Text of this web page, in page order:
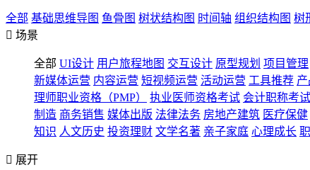
全部 基础思维导图 鱼骨图 树状结构图 时间轴 组织结构图 树
 场景
全部 UI设计 用户旅程地图 交互设计 原型规划 项目管理
新媒体运营 内容运营 短视频运营 活动运营 工具推荐
理师职业资格（PMP）
执业医师资格考试 会计职称考试
制造 商务销售 媒体出版 法律法务 房地产建筑 医疗保健
知识 人文历史 投资理财 文学名著 亲子家庭 心理成长
 展开